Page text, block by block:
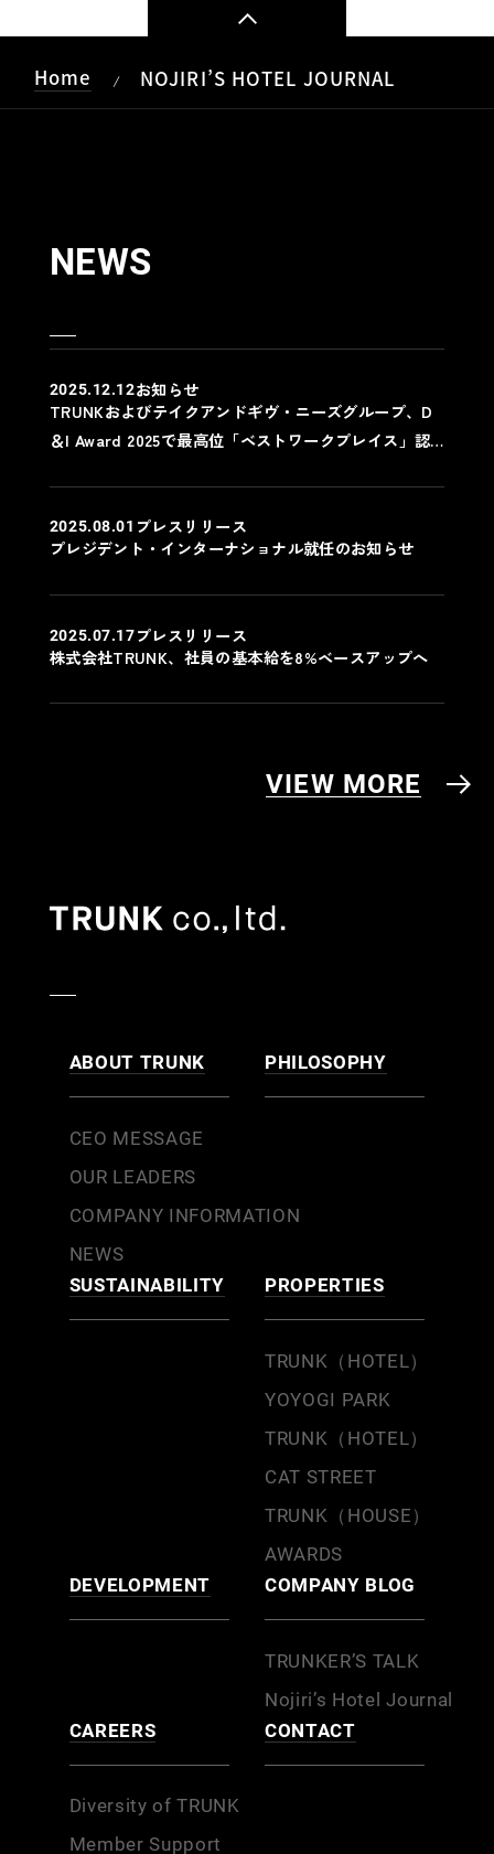
Home / NOJIRI’S HOTEL JOURNAL
NEWS
2025.12.12お知らせ
TRUNKおよびテイクアンドギヴ・ニーズグループ、D
＆I Award 2025で最高位「ベストワークプレイス」認
2025.08.01 プレスリリース
プレジデント・インターナショナル就任のお知らせ
2025.07.17プレスリリース
株式会社TRUNK、社員の基本給を8%ベースアップへ
VIEW MORE
ABOUT TRUNK
CEO MESSAGE
OUR LEADERS
COMPANY INFORMATION
NEWS
PHILOSOPHY
SUSTAINABILITY PROPERTIES
TRUNK（HOTEL）
YOYOGI PARK
TRUNK（HOTEL）
CAT STREET
TRUNK（HOUSE）
AWARDS
DEVELOPMENT
COMPANY BLOG
TRUNKER’S TALK
Nojiri’s Hotel Journal
CAREERS
Diversity of TRUNK
Member Support
CONTACT